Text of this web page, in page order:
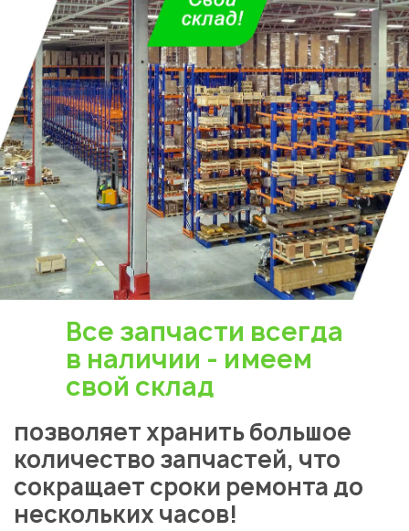
Все запчасти всегда
в наличии - имеем
свой склад
позволяет хранить большое
количество запчастей, что
сокращает сроки ремонта до
нескольких часов!